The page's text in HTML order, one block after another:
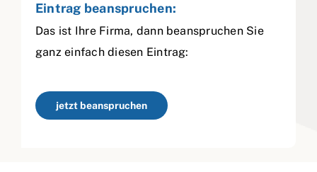
Eintrag beanspruchen:
Das ist Ihre Firma, dann beanspruchen Sie
ganz einfach diesen Eintrag:
jetzt beanspruchen